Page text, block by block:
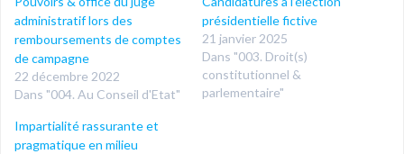
administratif lors des
remboursements de comptes
de campagne
22 décembre 2022
Dans "004. Au Conseil d'Etat"
présidentielle fictive
21 janvier 2025
Dans "003. Droit(s)
constitutionnel &
parlementaire"
Impartialité rassurante et
pragmatique en milieu